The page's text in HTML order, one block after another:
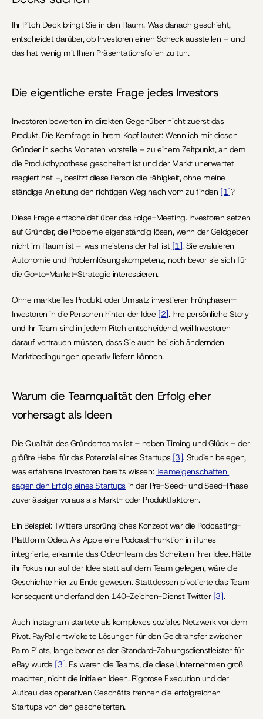
Ihr Pitch Deck bringt Sie in den Raum. Was danach geschieht,
entscheidet darüber, ob Investoren einen Scheck ausstellen – und
das hat wenig mit Ihren Präsentationsfolien zu tun.
Die eigentliche erste Frage jedes Investors
Investoren bewerten im direkten Gegenüber nicht zuerst das
Produkt. Die Kernfrage in ihrem Kopf lautet: Wenn ich mir diesen
Gründer in sechs Monaten vorstelle – zu einem Zeitpunkt, an dem
die Produkthypothese gescheitert ist und der Markt unerwartet
reagiert hat –, besitzt diese Person die Fähigkeit, ohne meine
ständige Anleitung den richtigen Weg nach vorn zu finden [1]?
Diese Frage entscheidet über das Folge-Meeting. Investoren setzen
auf Gründer, die Probleme eigenständig lösen, wenn der Geldgeber
nicht im Raum ist – was meistens der Fall ist [1]. Sie evaluieren
Autonomie und Problemlösungskompetenz, noch bevor sie sich für
die Go-to-Market-Strategie interessieren.
Ohne marktreifes Produkt oder Umsatz investieren Frühphasen-
Investoren in die Personen hinter der Idee [2]. Ihre persönliche Story
und Ihr Team sind in jedem Pitch entscheidend, weil Investoren
darauf vertrauen müssen, dass Sie auch bei sich ändernden
Marktbedingungen operativ liefern können.
Warum die Teamqualität den Erfolg eher
vorhersagt als Ideen
Die Qualität des Gründerteams ist – neben Timing und Glück – der
größte Hebel für das Potenzial eines Startups [3]. Studien belegen,
was erfahrene Investoren bereits wissen: Teameigenschaften
sagen den Erfolg eines Startups in der Pre-Seed- und Seed-Phase
zuverlässiger voraus als Markt- oder Produktfaktoren.
Ein Beispiel: Twitters ursprüngliches Konzept war die Podcasting-
Plattform Odeo. Als Apple eine Podcast-Funktion in iTunes
integrierte, erkannte das Odeo-Team das Scheitern ihrer Idee. Hätte
ihr Fokus nur auf der Idee statt auf dem Team gelegen, wäre die
Geschichte hier zu Ende gewesen. Stattdessen pivotierte das Team
konsequent und erfand den 140-Zeichen-Dienst Twitter [3].
Auch Instagram startete als komplexes soziales Netzwerk vor dem
Pivot. PayPal entwickelte Lösungen für den Geldtransfer zwischen
Palm Pilots, lange bevor es der Standard-Zahlungsdienstleister für
eBay wurde [3]. Es waren die Teams, die diese Unternehmen groß
machten, nicht die initialen Ideen. Rigorose Execution und der
Aufbau des operativen Geschäfts trennen die erfolgreichen
Startups von den gescheiterten.